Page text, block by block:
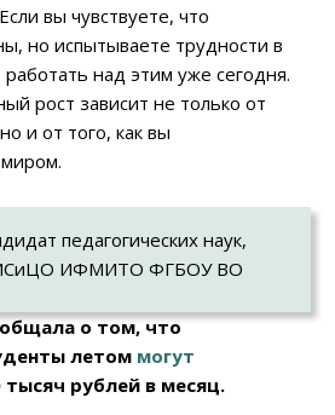
Если вы чувствуете, что
но испытываете трудности в
над этим уже сегодня.
рост зависит не только от
и от того, как вы
педагогических наук,
ИФМИТО ФГБОУ ВО
о том, что
летом могут
тысяч рублей в месяц.